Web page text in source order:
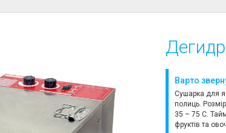
Варто
Сушарка для
полиць.
35 – 75 С.
фруктів та